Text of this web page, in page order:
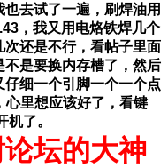
去试了一遍，刷焊油用
，我又用电烙铁焊几个
还是不行，看帖子里面
是要换内存槽了，然后
细一个引脚一个一个点
心里想应该好了，看键
了。
坛的大神